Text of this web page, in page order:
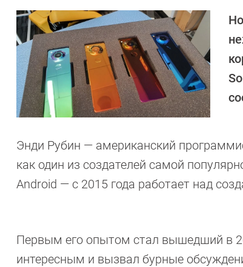
Кошик
Энди Рубин — американский
как один из создателей самой
Android — с 2015 года работает над
Первым его опытом стал вышедший в
интересным и вызвал бурные